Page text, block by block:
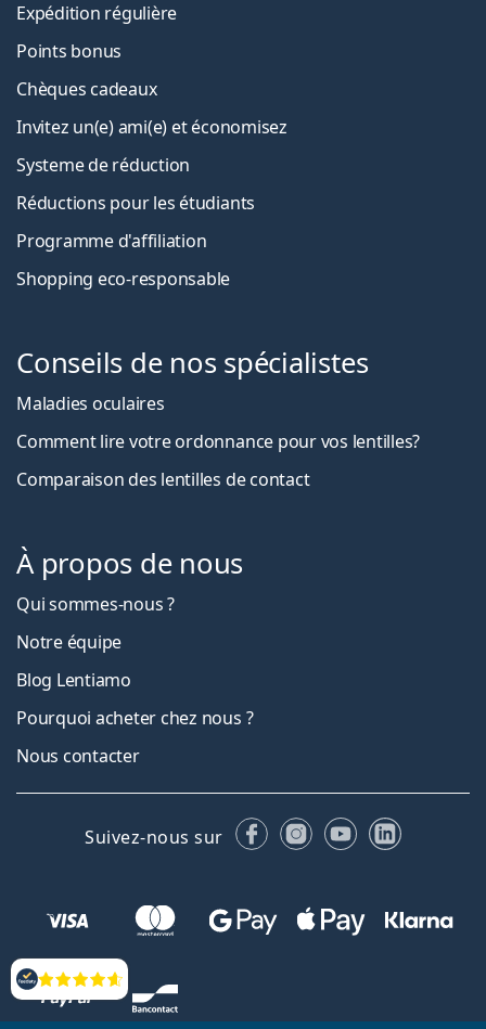
Évaluation
Expédition régulière
Points bonus
Chèques cadeaux
Invitez un(e) ami(e) et économisez
Systeme de réduction
Réductions pour les étudiants
Programme d'affiliation
Shopping eco-responsable
Conseils de nos spécialistes
Maladies oculaires
Comment lire votre ordonnance pour vos lentilles?
Comparaison des lentilles de contact
À propos de nous
Qui sommes-nous ?
Notre équipe
Blog Lentiamo
Pourquoi acheter chez nous ?
Nous contacter
Suivez-nous sur FacebookInstagram
YouTubeLinkedIn